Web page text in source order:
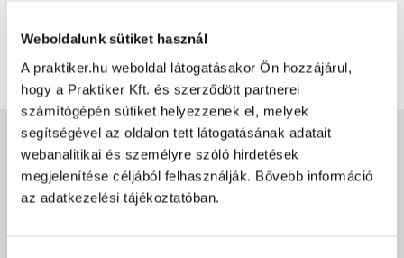
Weboldalunk sütiket használ
A praktiker.hu weboldal látogatásakor Ön hozzájárul,
hogy a Praktiker Kft. és szerződött partnerei
számítógépén sütiket helyezzenek el, melyek
segítségével az oldalon tett látogatásának adatait
webanalitikai és személyre szóló hirdetések
megjelenítése céljából felhasználják. Bővebb információ
az adatkezelési tájékoztatóban.
Értékelés írása
Jótállás, szavatosság
Csomagolási és súly információk